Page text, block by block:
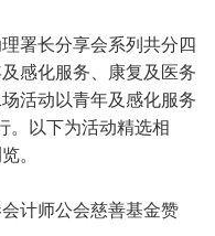
署长分享会系列共分四
感化服务、康复及医务
活动以青年及感化服务
。以下为活动精选相
。
计师公会慈善基金赞